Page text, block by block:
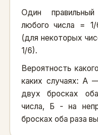
Один
любого числа =
(для некоторых
1/6).
Вероятность
каких случаях: А
двух бросках
числа, Б - на
бросках оба раза